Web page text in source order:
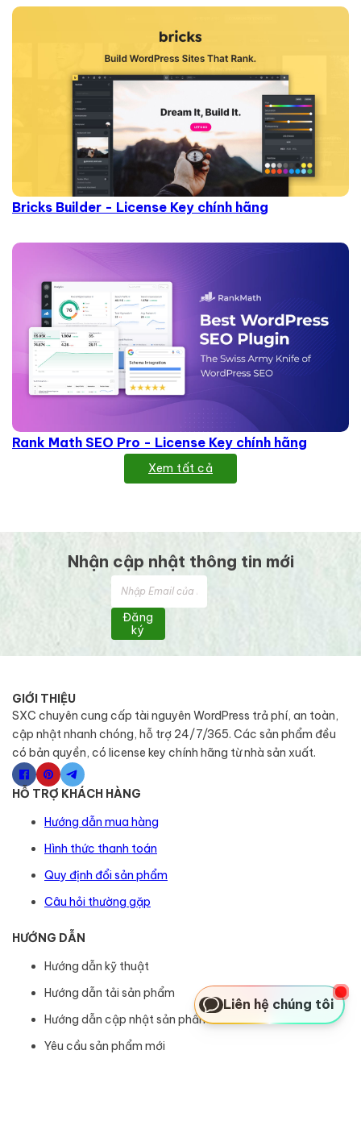
Bricks Builder - License Key chính hãng
Rank Math SEO Pro - License Key chính hãng
Xem tất cả
Nhận cập nhật thông tin mới
Đăng
ký
GIỚI THIỆU
SXC chuyên cung cấp tài nguyên WordPress trả phí, an toàn,
cập nhật nhanh chóng, hỗ trợ 24/7/365. Các sản phẩm đều
có bản quyền, có license key chính hãng từ nhà sản xuất.
HỖ TRỢ KHÁCH HÀNG
Hướng dẫn mua hàng
Hình thức thanh toán
Quy định đổi sản phẩm
Câu hỏi thường gặp
HƯỚNG DẪN
Hướng dẫn kỹ thuật
Hướng dẫn tải sản phẩm
Hướng dẫn cập nhật sản phẩm
Yêu cầu sản phẩm mới
Liên hệ chúng tôi